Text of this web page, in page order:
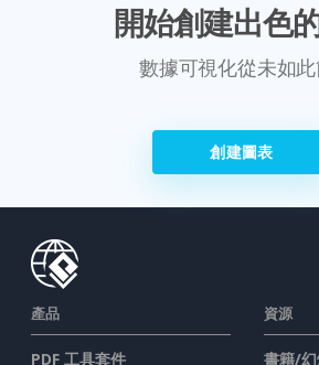
開始創建出色
數據可視化從未如
創建圖表
產品
PDF 工具套件
資源
書籍/